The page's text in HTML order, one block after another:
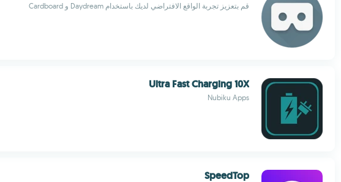
قم بتعزيز تجربة الواقع الافتراضي لديك باستخدام Daydream و Cardboard
Ultra Fast Charging 10X
Nubiku Apps
SpeedTop